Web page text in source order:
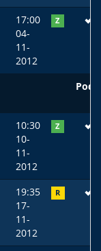
17:00
04-
11-
2012
Z
10:30
10-
11-
2012
Z
19:35
17-
11-
2012
R